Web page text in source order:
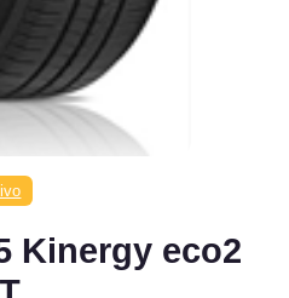
Kinergy eco2